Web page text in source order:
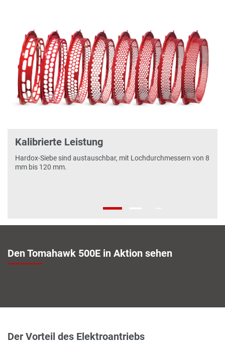
Kalibrierte Leistung
Hardox-Siebe sind austauschbar, mit Lochdurchmessern von 8
mm bis 120 mm.
Den Tomahawk 500E in Aktion sehen
Der Vorteil des Elektroantriebs